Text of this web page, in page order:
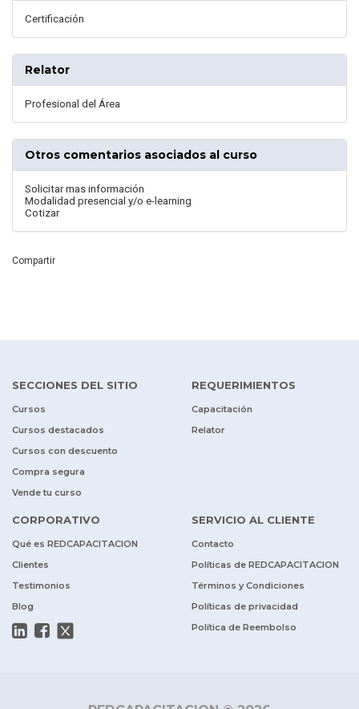
Certificación
Relator
Profesional del Área
Otros comentarios asociados al curso
Solicitar mas información
Modalidad presencial y/o e-learning
Cotizar
Compartir
SECCIONES DEL SITIO
Cursos
Cursos destacados
Cursos con descuento
Compra segura
Vende tu curso
REQUERIMIENTOS
Capacitación
Relator
CORPORATIVO
Qué es REDCAPACITACION
Clientes
Testimonios
Blog
SERVICIO AL CLIENTE
Contacto
Políticas de REDCAPACITACION
Términos y Condiciones
Políticas de privacidad
Política de Reembolso